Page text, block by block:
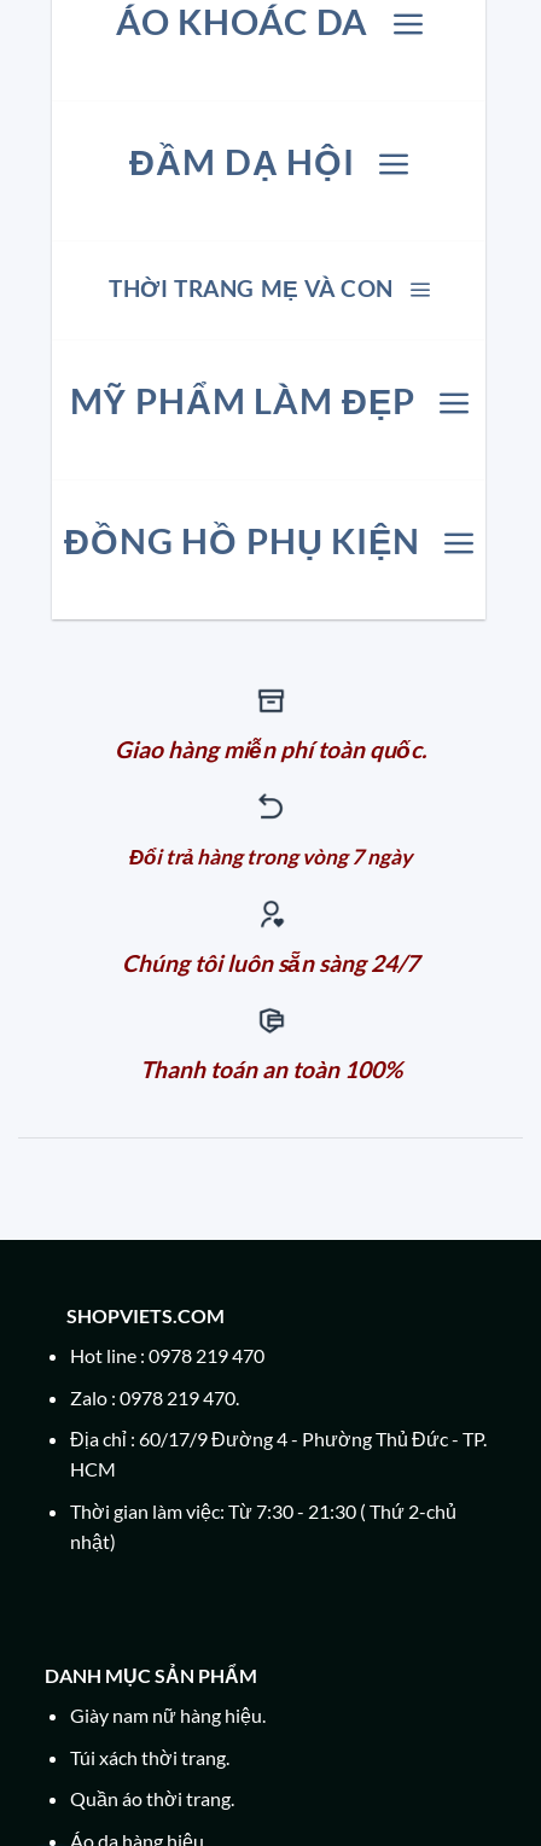
ÁO KHOÁC DA
ĐẦM DẠ HỘI
THỜI TRANG MẸ VÀ CON
MỸ PHẨM LÀM ĐẸP
ĐỒNG HỒ PHỤ KIỆN
Giao hàng miễn phí toàn quốc.
Đổi trả hàng trong vòng 7 ngày
Chúng tôi luôn sẵn sàng 24/7
Thanh toán an toàn 100%
SHOPVIETS.COM
Hot line : 0978 219 470
Zalo : 0978 219 470.
Địa chỉ : 60/17/9 Đường 4 - Phường Thủ Đức - TP.
HCM
Thời gian làm việc: Từ 7:30 - 21:30 ( Thứ 2-chủ
nhật)
DANH MỤC SẢN PHẨM
Giày nam nữ hàng hiệu.
Túi xách thời trang.
Quần áo thời trang.
Áo da hàng hiệu.